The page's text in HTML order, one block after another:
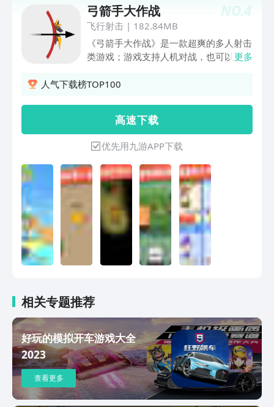
NO.4
弓箭手大作战
飞行射击| 182.84MB
《弓箭手大作战》是一款超爽的多人射击
类游戏；游戏支持人机对战，也可以进行
新颖，让人欲罢不能！你在游戏中将成为
么？拉上你的三五好友，一起来加入弓箭
手大作战，展现你们的非凡箭技吧！
更多
人气下载榜TOP100
高 速 下 载
优先用九游APP下载
相关专题推荐
好玩的模拟开车游戏大全
2023
查看更多